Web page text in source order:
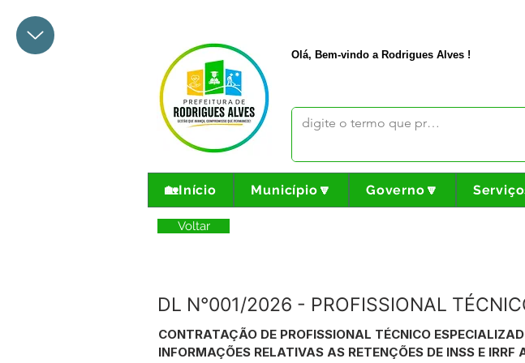
Olá, Bem-vindo a Rodrigues Alves !
🏡Início Município🔽 Governo🔽
Voltar
DL N°001/2026 - PROFISSIONAL
CONTRATAÇÃO DE PROFISSIONAL TÉCNICO
INFORMAÇÕES RELATIVAS AS RETENÇÕES DE INSS E